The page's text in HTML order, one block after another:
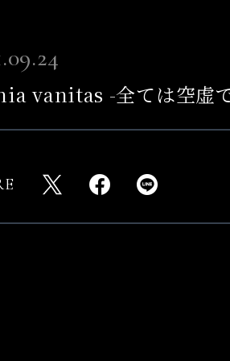
vanitas -全ては空虚